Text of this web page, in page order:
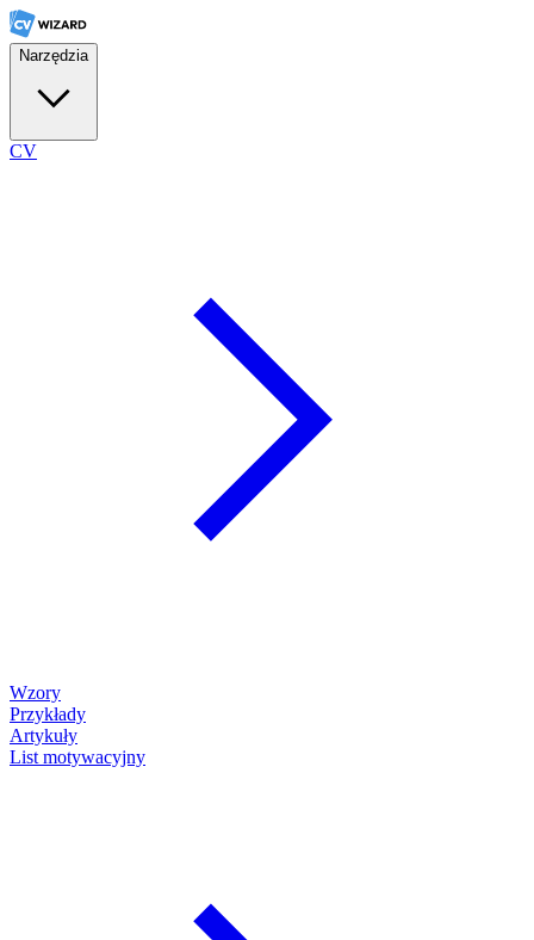
Narzędzia
CV
Wzory
Przykłady
Artykuły
List motywacyjny